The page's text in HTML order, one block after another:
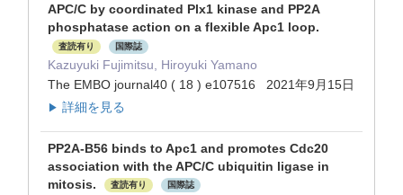
APC/C by coordinated Plx1 kinase and PP2A
phosphatase action on a flexible Apc1 loop.
査読有り 国際誌
Kazuyuki Fujimitsu, Hiroyuki Yamano
The EMBO journal40 ( 18 ) e107516 2021年9月15日
▶ 詳細を見る
PP2A-B56 binds to Apc1 and promotes Cdc20
association with the APC/C ubiquitin ligase in
mitosis.
査読有り 国際誌